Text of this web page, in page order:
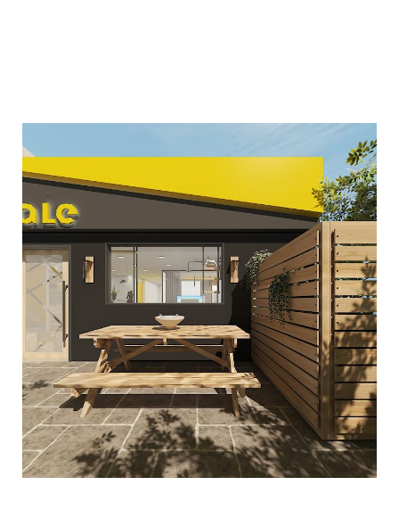
Roof Garden Μεταμόρφωση
ΔΙΑΜΌΡΦΩΣΗ ΠΕΡΙΒΑΛΛΌΝΤΩΝ ΧΏΡΩΝ